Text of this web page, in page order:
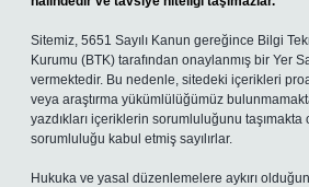
Sitemiz, 5651 Sayılı Kanun gereğince Bilgi
Kurumu (BTK) tarafından onaylanmış bir Yer
vermektedir. Bu nedenle, sitedeki içerikleri
veya araştırma yükümlülüğümüz
yazdıkları içeriklerin sorumluluğunu
sorumluluğu kabul etmiş sayılırlar.
Hukuka ve yasal düzenlemelere aykırı